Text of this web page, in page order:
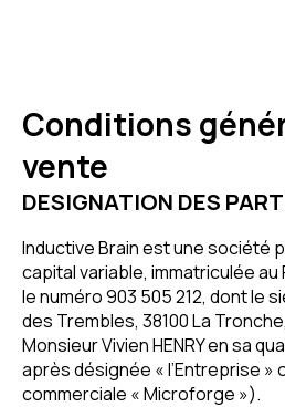
Conditions
vente
DESIGNATION DES
Inductive Brain est une société
capital variable, immatriculée
le numéro 903 505 212, dont le
des Trembles, 38100 La
Monsieur Vivien HENRY en sa
après désignée « l’Entreprise »
commerciale « Microforge »).